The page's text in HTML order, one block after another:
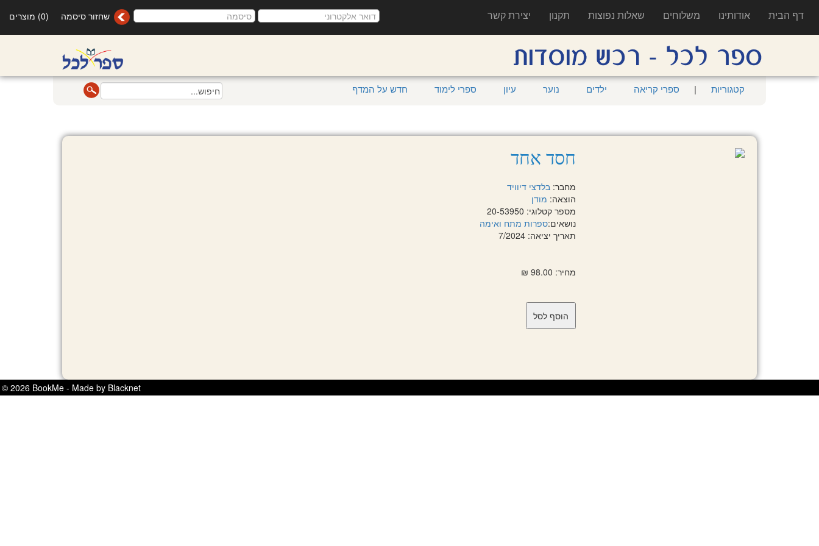
דף הבית אודותינו משלוחים שאלות נפוצות תקנון יצירת קשר שחזור סיסמה (0) מוצרים
קטגוריות | ספרי קריאה ילדים נוער עיון ספרי לימוד חדש על המדף
חסד אחד
מחבר:בלדצי דיוויד
הוצאה: מודן
מספר קטלוגי: 20-53950
נושאים:ספרות מתח ואימה
תאריך יציאה: 7/2024
מחיר: 98.00 ₪
© 2026 BookMe - Made by Blacknet